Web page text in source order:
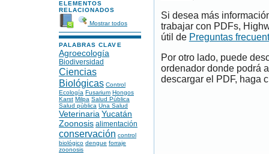
ELEMENTOS
RELACIONADOS
Mostrar todos
PALABRAS CLAVE
Agroecología
Biodiversidad
Ciencias
Biológicas Control
Ecología Fusarium Hongos
Karst Milpa Salud Pública
Salud pública Una Salud
VeterinariaYucatán
Zoonosis alimentación
conservación control
biológico dengue forraje
zoonosis
Si desea más
trabajar con PDFs,
útil de Preguntas
Por otro lado, puede
ordenador donde podrá
descargar el PDF, haga